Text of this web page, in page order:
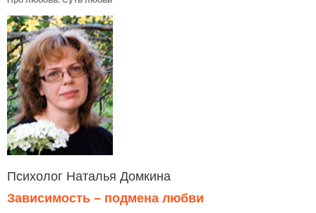
Психолог Наталья Домкина
Зависимость – подмена любви